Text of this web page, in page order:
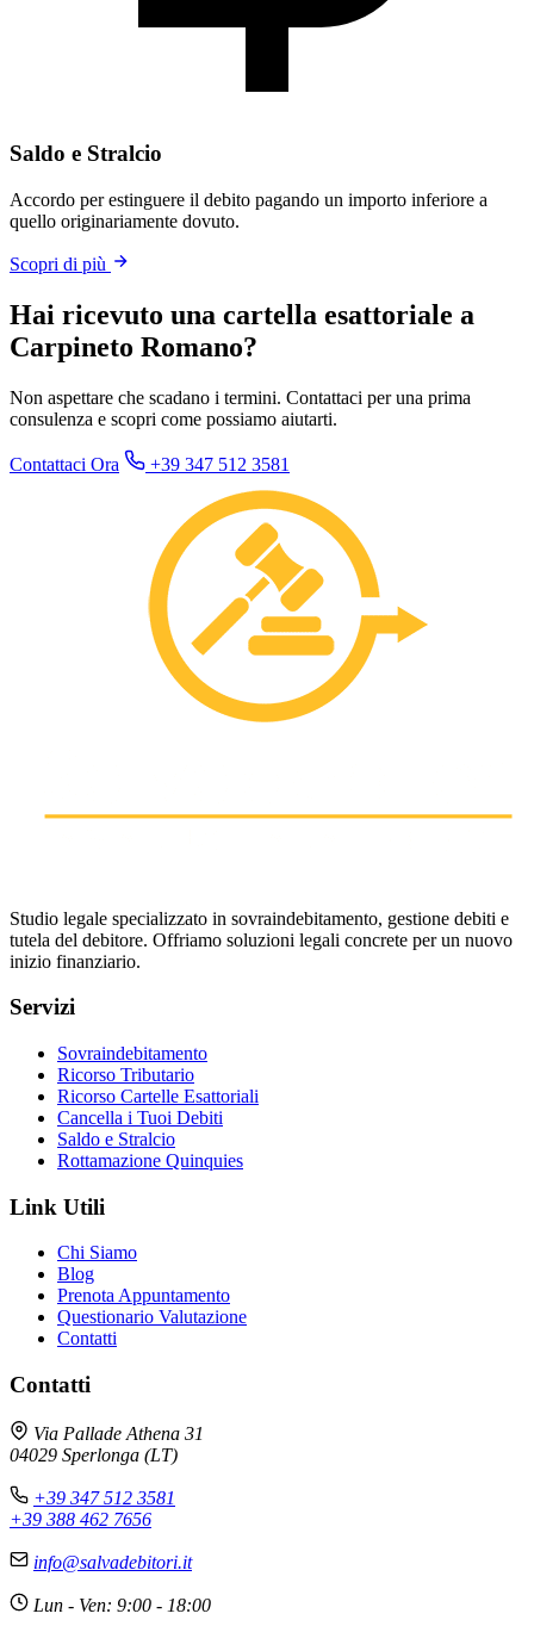
Saldo e Stralcio
Accordo per estinguere il debito pagando un importo inferiore a
quello originariamente dovuto.
Scopri di più
Hai ricevuto una cartella esattoriale a
Carpineto Romano?
Non aspettare che scadano i termini. Contattaci per una prima
consulenza e scopri come possiamo aiutarti.
Contattaci Ora +39 347 512 3581
Studio legale specializzato in sovraindebitamento, gestione debiti e
tutela del debitore. Offriamo soluzioni legali concrete per un nuovo
inizio finanziario.
Servizi
Sovraindebitamento
Ricorso Tributario
Ricorso Cartelle Esattoriali
Cancella i Tuoi Debiti
Saldo e Stralcio
Rottamazione Quinquies
Link Utili
Chi Siamo
Blog
Prenota Appuntamento
Questionario Valutazione
Contatti
Contatti
Via Pallade Athena 31
04029 Sperlonga (LT)
+39 347 512 3581
+39 388 462 7656
info@salvadebitori.it
Lun - Ven: 9:00 - 18:00
Online - Risponde subito
Le cartelle esattoriali possono essere contestate
per trovare la soluzione migliore.